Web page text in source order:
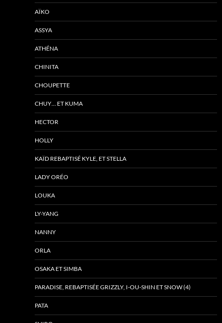
AÏKO
ASSYA
ATHÉNA
CHINITA
CHOUPETTE
CHUY… ET KUMA
HECTOR
HOLLY
KAÏD REBAPTISÉ KYLE, ET STELLA
LADY ORÉO
LOUKA
LY-YANG
NANNY
ORLA
OSAKA ET SIMBA
PARADISE, REBAPTISÉE GRIZZLY, I-OU-SHIN ET SNOW (4)
PATA